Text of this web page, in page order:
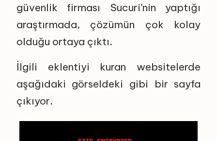
güvenlik firması Sucuri’nin yaptığı
araştırmada, çözümün çok kolay
olduğu ortaya çıktı.
İlgili eklentiyi kuran websitelerde
aşağıdaki görseldeki gibi bir sayfa
çıkıyor.